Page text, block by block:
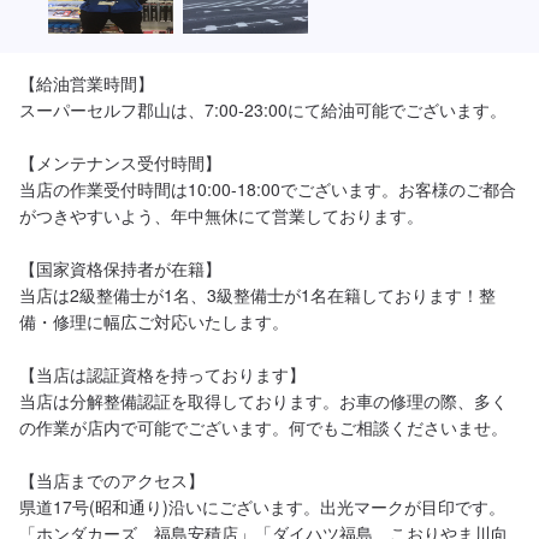
【給油営業時間】
スーパーセルフ郡山は、7:00-23:00にて給油可能でございます。
【メンテナンス受付時間】
当店の作業受付時間は10:00-18:00でございます。お客様のご都合
がつきやすいよう、年中無休にて営業しております。
【国家資格保持者が在籍】
当店は2級整備士が1名、3級整備士が1名在籍しております！整
備・修理に幅広ご対応いたします。
【当店は認証資格を持っております】
当店は分解整備認証を取得しております。お車の修理の際、多く
の作業が店内で可能でございます。何でもご相談くださいませ。
【当店までのアクセス】
県道17号(昭和通り)沿いにございます。出光マークが目印です。
「ホンダカーズ　福島安積店」「ダイハツ福島　こおりやま川向